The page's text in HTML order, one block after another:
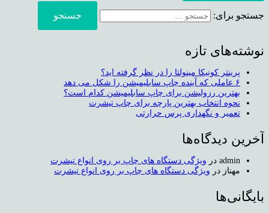
جستجو برای:
نوشته‌های تازه
پرینتر کونیکا مینولتا را در نظر گرفته اید؟
۶ عاملی که آینده چاپ سابلیمیشن را شکل می دهد
بهترین رزولیشن برای چاپ سابلیمیشن کدام است؟
نحوه انتخاب بهترین پارچه برای چاپ تیشرت
تعمیر و نگهداری پرس حرارتی
آخرین دیدگاه‌ها
admin در ویژگی دستگاه های چاپ بر روی انواع تیشرت
مهناز در ویژگی دستگاه های چاپ بر روی انواع تیشرت
بایگانی‌ها